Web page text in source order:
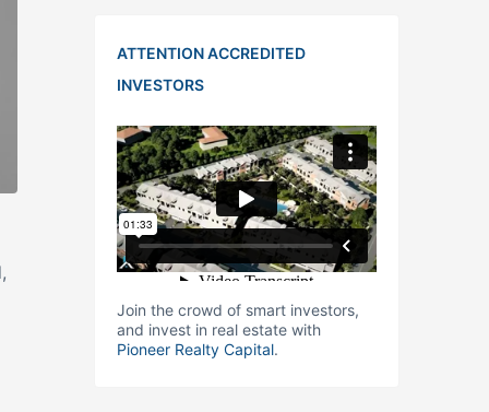
ATTENTION ACCREDITED
INVESTORS
Join the crowd of smart investors,
and invest in real estate with
Pioneer Realty Capital.